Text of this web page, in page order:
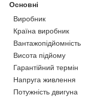
Основні
Виробник
Країна виробник
Вантажопідйомність
Висота підйому
Гарантійний термін
Напруга живлення
Потужність двигуна